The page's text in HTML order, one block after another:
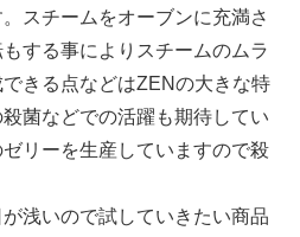
スチームをオーブンに充満さ
する事によりスチームのムラ
きる点などはZENの大きな特
菌などでの活躍も期待してい
リーを生産していますので殺
浅いので試していきたい商品